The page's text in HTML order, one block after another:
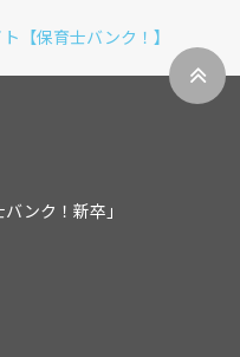
【保育士バンク！】
ンク！新卒」